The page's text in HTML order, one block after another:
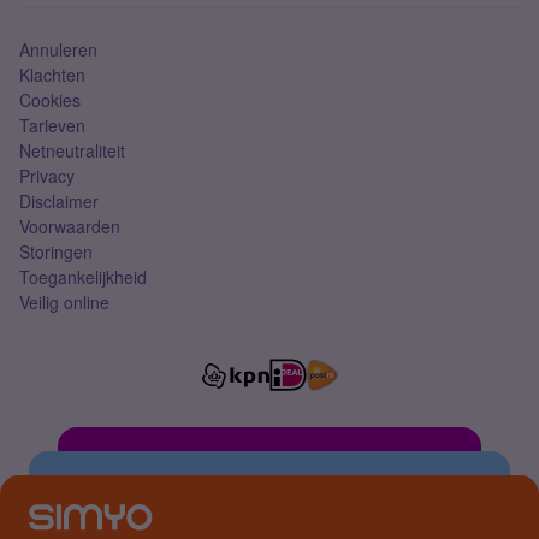
Annuleren
Klachten
Cookies
Tarieven
Netneutraliteit
Privacy
Disclaimer
Voorwaarden
Storingen
Toegankelijkheid
Veilig online